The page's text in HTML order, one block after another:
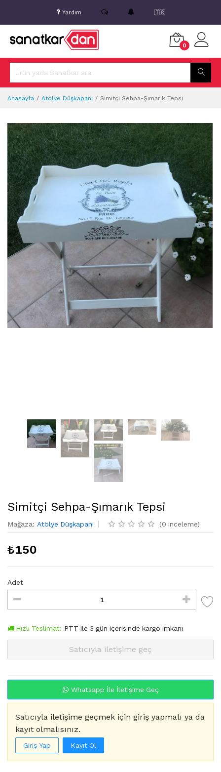
Yardım 🇹🇷
0
Anasayfa Atölye Düşkapanı Simitçi Sehpa-Şımarık Tepsi
Simitçi Sehpa-Şımarık Tepsi
Mağaza: Atölye Düşkapanı (0 inceleme)
₺150
Adet
Hızlı Teslimat: PTT ile 3 gün içerisinde kargo imkanı
Satıcıyla iletişime geç
Whatsapp İle İletişime Geç
Satıcıyla iletişime geçmek için giriş yapmalı ya da
kayıt olmalısınız.
Giriş Yap Kayıt Ol